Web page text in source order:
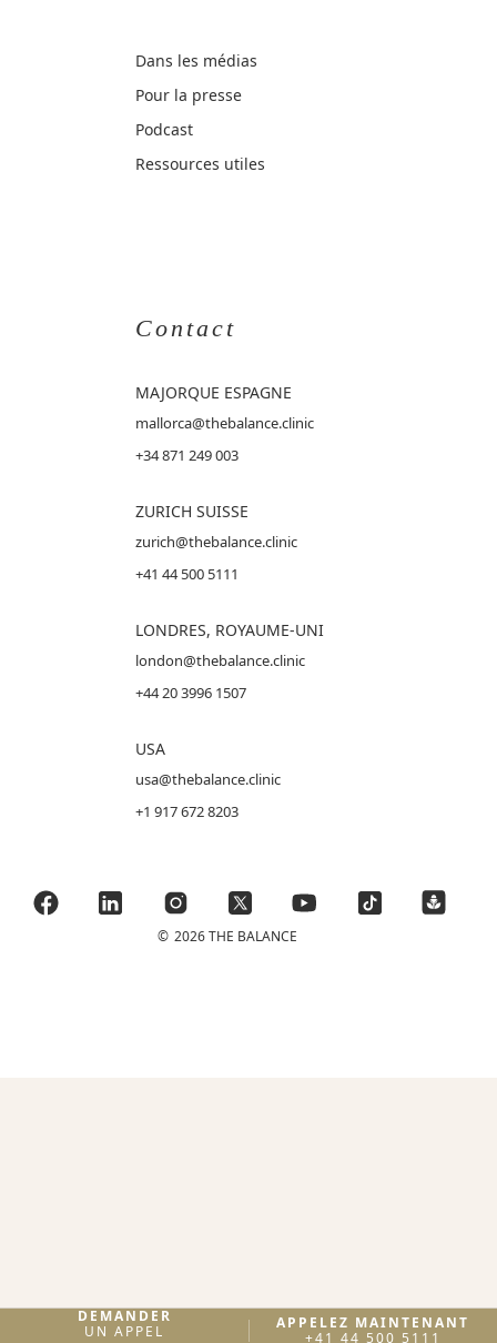
Dans les médias
Pour la presse
Podcast
Ressources utiles
Contact
MAJORQUE ESPAGNE
mallorca@thebalance.clinic
+34 871 249 003
ZURICH SUISSE
zurich@thebalance.clinic
+41 44 500 5111
LONDRES, ROYAUME-UNI
london@thebalance.clinic
+44 20 3996 1507
USA
usa@thebalance.clinic
+1 917 672 8203
© 2026 THE BALANCE
DEMANDER
UN APPEL
APPELEZ MAINTENANT
+41 44 500 5111